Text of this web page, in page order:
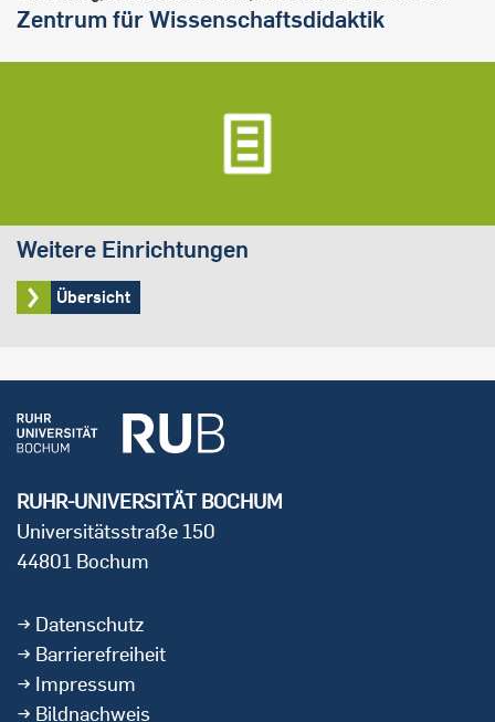
Zentrum für Wissenschaftsdidaktik
Weitere Einrichtungen
Übersicht
RUHR-UNIVERSITÄT BOCHUM
Universitätsstraße 150
44801 Bochum
Datenschutz
Barrierefreiheit
Impressum
Bildnachweis